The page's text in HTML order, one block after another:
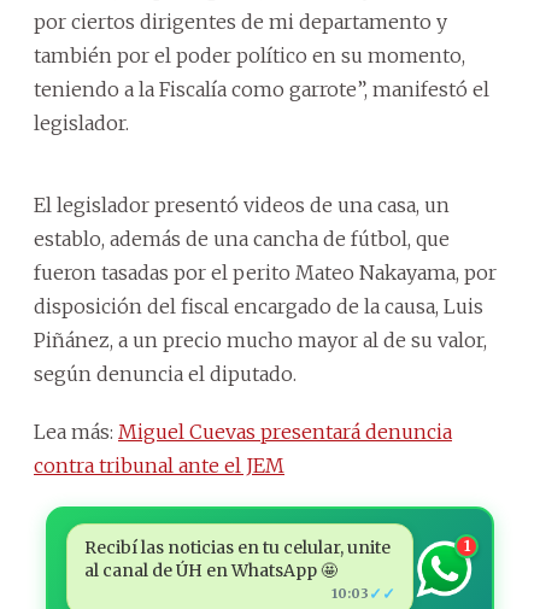
por ciertos dirigentes de mi departamento y
también por el poder político en su momento,
teniendo a la Fiscalía como garrote”, manifestó el
legislador.
El legislador presentó videos de una casa, un
establo, además de una cancha de fútbol, que
fueron tasadas por el perito Mateo Nakayama, por
disposición del fiscal encargado de la causa, Luis
Piñánez, a un precio mucho mayor al de su valor,
según denuncia el diputado.
Lea más: Miguel Cuevas presentará denuncia
contra tribunal ante el JEM
Recibí las noticias en tu celular, unite
al canal de ÚH en WhatsApp 🤩
10:03 ✓✓
1